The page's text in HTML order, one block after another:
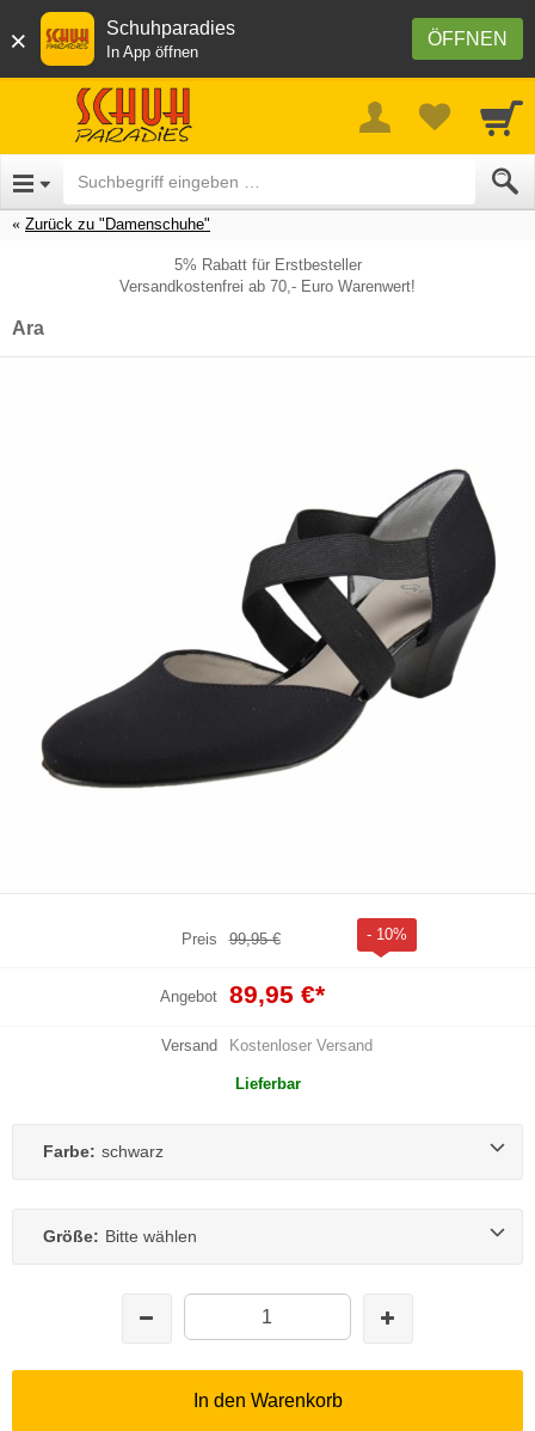
× ÖFFNEN
Schuhparadies
In App öffnen
Zurück zu "Damenschuhe"
5% Rabatt für Erstbesteller
Versandkostenfrei ab 70,- Euro Warenwert!
Ara
Preis 99,95 € - 10%
Angebot 89,95 €*
Versand Kostenloser Versand
Lieferbar
Farbe: schwarz
Größe: Bitte wählen
In den Warenkorb